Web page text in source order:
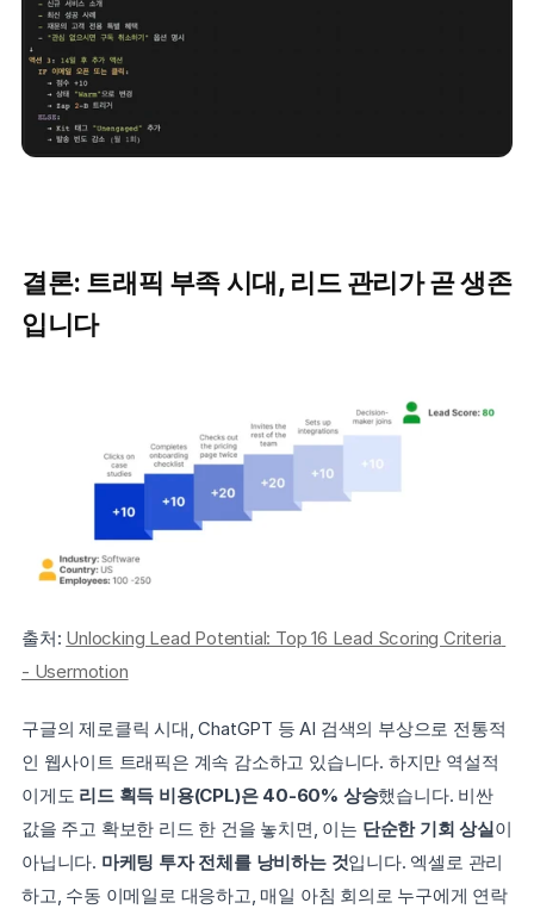
결론: 트래픽 부족 시대, 리드 관리가 곧 생존
입니다
출처: Unlocking Lead Potential: Top 16 Lead Scoring Criteria
- Usermotion
구글의 제로클릭 시대, ChatGPT 등 AI 검색의 부상으로 전통적
인 웹사이트 트래픽은 계속 감소하고 있습니다. 하지만 역설적
이게도 리드 획득 비용(CPL)은 40-60% 상승했습니다. 비싼
값을 주고 확보한 리드 한 건을 놓치면, 이는 단순한 기회 상실이
아닙니다. 마케팅 투자 전체를 낭비하는 것입니다. 엑셀로 관리
하고, 수동 이메일로 대응하고, 매일 아침 회의로 누구에게 연락